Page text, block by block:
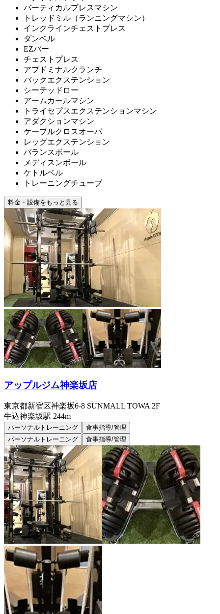
バーティカルプレスマシン
トレッドミル（ランニングマシン）
インクラインチェストプレス
ダンベル
EZバー
チェストプレス
アブドミナルクランチ
バックエクステンション
シーテッドロー
アームカールマシン
トライセプスエクステンションマシン
アダクションマシン
ケーブルクロスオーバ
レッグエクステンション
バランスボール
メディスンボール
ケトルベル
トレーニングチューブ
料金・設備をもっと見る
アップルジム神楽坂店
東京都新宿区神楽坂6-8 SUNMALL TOWA 2F
牛込神楽坂駅 244m
パーソナルトレーニング
食事指導/管理
パーソナルトレーニング
食事指導/管理